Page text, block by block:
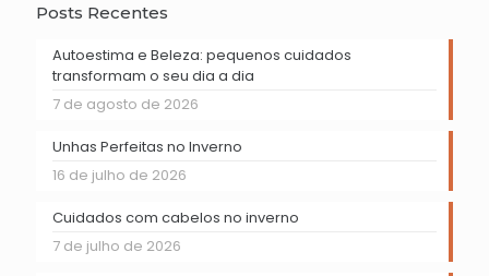
Posts Recentes
Autoestima e Beleza: pequenos cuidados
transformam o seu dia a dia
7 de agosto de 2026
Unhas Perfeitas no Inverno
16 de julho de 2026
Cuidados com cabelos no inverno
7 de julho de 2026